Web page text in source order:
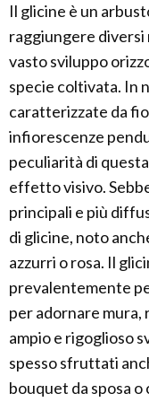
Il glicine è un
raggiungere diversi
vasto sviluppo
specie coltivata. In
caratterizzate da
infiorescenze
peculiarità di
effetto visivo.
principali e più
di glicine, noto
azzurri o rosa. Il
prevalentemente
per adornare mura,
ampio e rigoglioso
spesso sfruttati
bouquet da sposa